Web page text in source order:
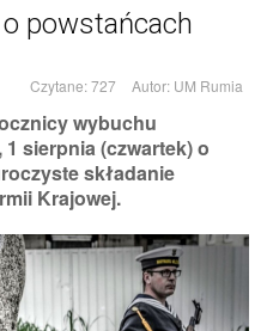
powstańcach
Czytane: 727 Autor: UM Rumia
wybuchu
sierpnia (czwartek) o
składanie
Krajowej.